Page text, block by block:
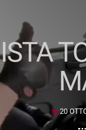
today 20